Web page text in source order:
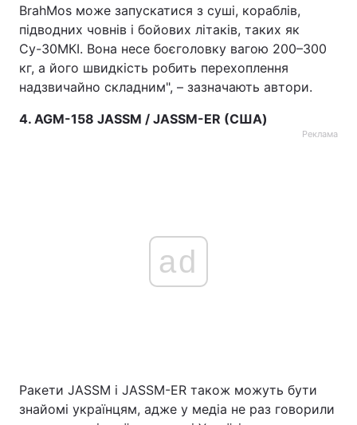
BrahMos може запускатися з суші, кораблів,
підводних човнів і бойових літаків, таких як
Су-30МКІ. Вона несе боєголовку вагою 200–300
кг, а його швидкість робить перехоплення
надзвичайно складним", – зазначають автори.
4. AGM-158 JASSM / JASSM-ER (США)
Реклама
ad
Ракети JASSM і JASSM-ER також можуть бути
знайомі українцям, адже у медіа не раз говорили